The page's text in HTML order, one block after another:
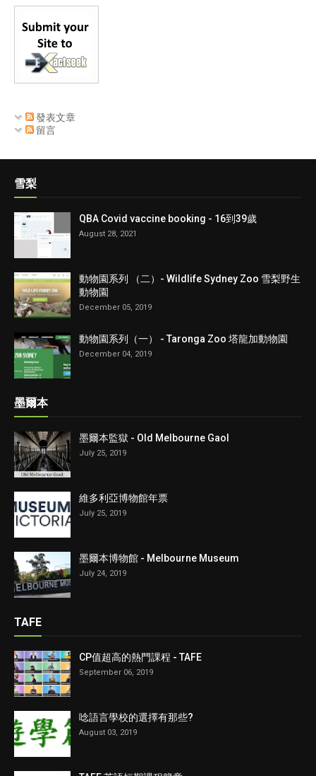
發表文章
留言
雪梨
QBA Covid vaccine booking - 16到39歲
August 28, 2021
動物園系列 （二）- Wildlife Sydney Zoo 雪梨野生
動物園
December 05, 2019
動物園系列（一） - Taronga Zoo 塔龍加動物園
December 04, 2019
墨爾本
墨爾本監獄 - Old Melbourne Gaol
July 25, 2019
維多利亞博物館年票
July 25, 2019
墨爾本博物館 - Melbourne Museum
July 24, 2019
TAFE
CP值超高的熱門課程 - TAFE
September 06, 2019
唸語言學校的選擇有那些?
August 03, 2019